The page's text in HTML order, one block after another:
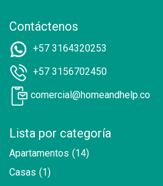
Contáctenos
+57 3164320253
+57 3156702450
comercial@homeandhelp.co
Lista por categoría
Apartamentos (14)
Casas (1)